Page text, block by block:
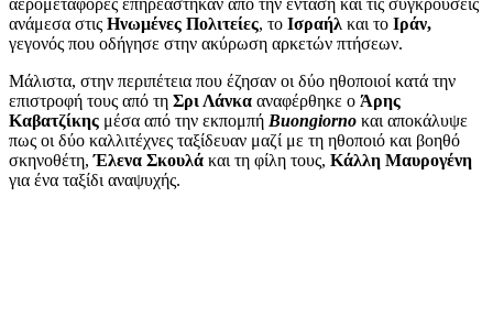
αερομεταφορές επηρεάστηκαν από την ένταση και τις συγκρούσεις
ανάμεσα στις Ηνωμένες Πολιτείες, το Ισραήλ και το Ιράν,
γεγονός που οδήγησε στην ακύρωση αρκετών πτήσεων.
Μάλιστα, στην περιπέτεια που έζησαν οι δύο ηθοποιοί κατά την
επιστροφή τους από τη Σρι Λάνκα αναφέρθηκε ο Άρης
Καβατζίκης μέσα από την εκπομπή Buongiorno και αποκάλυψε
πως οι δύο καλλιτέχνες ταξίδευαν μαζί με τη ηθοποιό και βοηθό
σκηνοθέτη,Έλενα Σκουλά και τη φίλη τους, Κάλλη Μαυρογένη
για ένα ταξίδι αναψυχής.